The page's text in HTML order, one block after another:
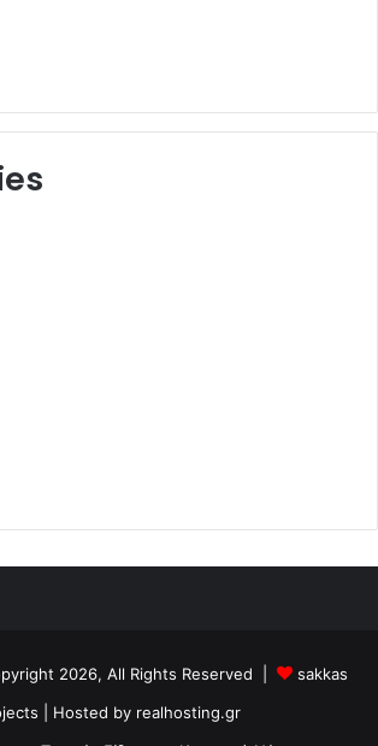
2026, All Rights Reserved |
sakkas
| Hosted by realhosting.gr